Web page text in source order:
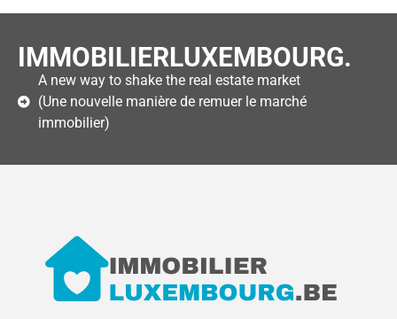
IMMOBILIERLUXEMBOURG.
A new way to shake the real estate market
(Une nouvelle manière de remuer le marché
immobilier)